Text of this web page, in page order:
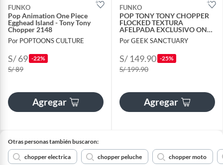
FUNKO
Pop Animation One Piece
Egghead Island - Tony Tony
Chopper 2148
Por POPTOONS CULTURE
S/ 69 -22%
S/ 89
Agregar
FUNKO
POP TONY TONY CHOPPER
FLOCKED TEXTURA
AFELPADA EXCLUSIVO ONE
PIECE 99
Por GEEK SANCTUARY
S/ 149.90 -25%
S/ 199.90
Agregar
Otras personas también buscaron:
chopper electrica chopper peluche chopper moto